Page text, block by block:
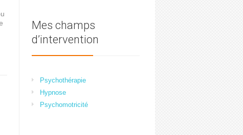
Mes champs
d’intervention
Psychothérapie
Hypnose
Psychomotricité